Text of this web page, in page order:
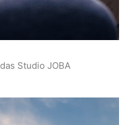
Studio JOBA